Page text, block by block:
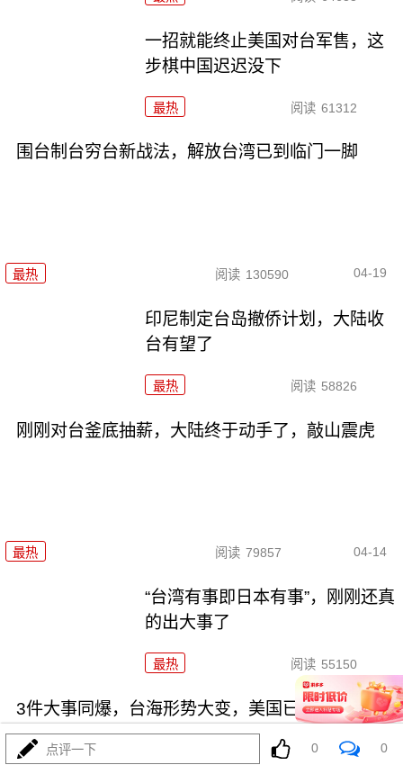
一招就能终止美国对台军售，这
步棋中国迟迟没下
最热 阅读 61312
围台制台穷台新战法，解放台湾已到临门一脚
最热 阅读 130590 04-19
印尼制定台岛撤侨计划，​大陆收
台有望了
最热 阅读 58826
刚刚对台釜底抽薪，大陆终于动手了，敲山震虎
最热 阅读 79857 04-14
“台湾有事即日本有事”，刚刚还真
的出大事了
最热 阅读 55150
3件大事同爆，台海形势大变，美国已经气疯了
点评一下 0 0